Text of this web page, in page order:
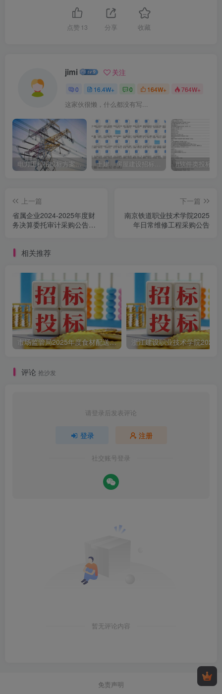
点赞 13 分享 收藏
jimi 关注
0 16.4W+ 0 164W+ 764W+
这家伙很懒，什么都没有写...
电力工程招投标方案模板 土建、房屋建设招标文件标书模板 it软件类投标书
上一篇
省属企业2024-2025年度财
务决算委托审计采购公告
下一篇
南京铁道职业技术学院2025
年日常维修工程采购公告
相关推荐
市场监管局2025年度食材配送采购公告
评论 抢沙发
请登录后发表评论
登录 注册
社交账号登录
暂无评论内容
免责声明